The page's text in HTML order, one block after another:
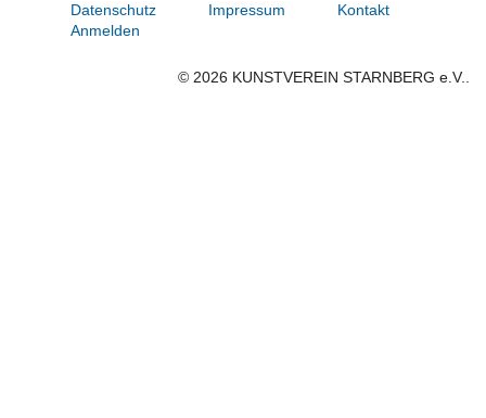
Datenschutz Impressum
Kontakt
Anmelden
© 2026 KUNSTVEREIN STARNBERG e.V..